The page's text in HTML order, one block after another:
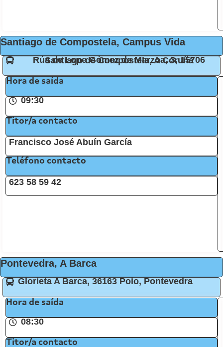
Santiago de Compostela, Campus Vida
Rúa de Lope Gómez de Marzoa, 3, 15706 Santiago de Compostela, A Coruña
Hora de saída
09:30
Titor/a contacto
Francisco José Abuín García
Teléfono contacto
623 58 59 42
Pontevedra, A Barca
Glorieta A Barca, 36163 Poio, Pontevedra
Hora de saída
08:30
Titor/a contacto